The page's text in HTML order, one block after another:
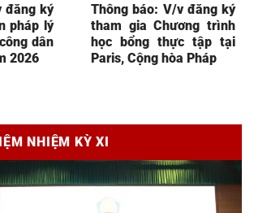
đăng ký
pháp lý
dân
2026
Thông báo: V/v đăng ký
tham gia Chương trình
học bổng thực tập tại
Paris, Cộng hòa Pháp
NHIỆM KỲ XI